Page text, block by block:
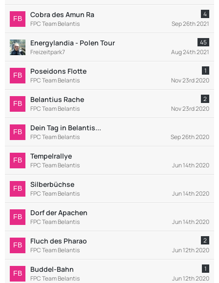
Cobra des Amun Ra
4
FPC Team Belantis
Sep 26th 2021
Energylandia - Polen Tour
45
Freizeitpark7
Aug 24th 2021
Poseidons Flotte
1
FPC Team Belantis
Nov 23rd 2020
Belantius Rache
2
FPC Team Belantis
Nov 23rd 2020
Dein Tag in Belantis...
FPC Team Belantis Sep 26th 2020
Tempelrallye
FPC Team Belantis Jun 14th 2020
Silberbüchse
FPC Team Belantis Jun 14th 2020
Dorf der Apachen
FPC Team Belantis Jun 14th 2020
Fluch des Pharao
2
FPC Team Belantis
Jun 12th 2020
Buddel-Bahn
1
FPC Team Belantis
Jun 12th 2020